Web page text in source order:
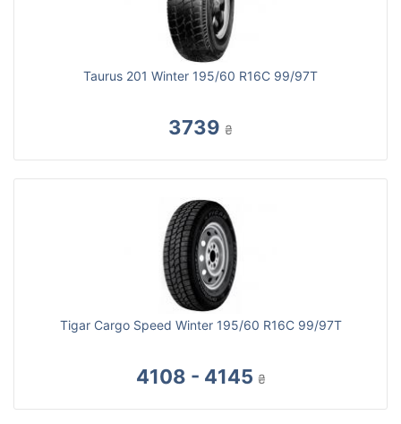
Taurus 201 Winter 195/60 R16C 99/97T
3739 ₴
Tigar Cargo Speed Winter 195/60 R16C 99/97T
4108 - 4145 ₴